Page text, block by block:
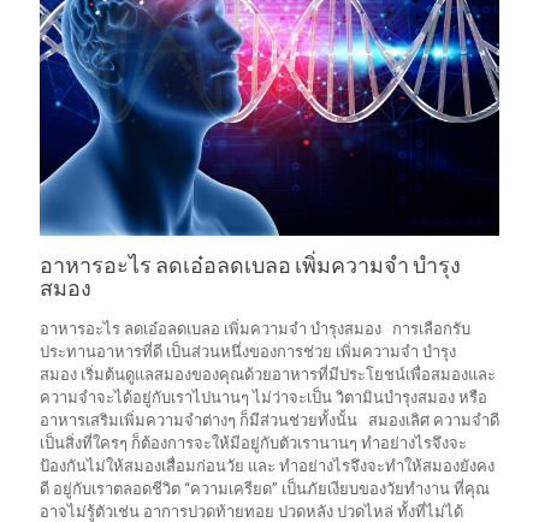
อาหารอะไร ลดเอ๋อลดเบลอ เพิ่มความจำ บำรุง
สมอง
อาหารอะไร ลดเอ๋อลดเบลอ เพิ่มความจำ บำรุงสมอง การเลือกรับ
ประทานอาหารที่ดี เป็นส่วนหนึ่งของการช่วย เพิ่มความจำ บำรุง
สมอง เริ่มต้นดูแลสมองของคุณด้วยอาหารที่มีประโยชน์เพื่อสมองและ
ความจำจะได้อยู่กับเราไปนานๆ ไม่ว่าจะเป็น วิตามินบำรุงสมอง หรือ
อาหารเสริมเพิ่มความจำต่างๆ ก็มีส่วนช่วยทั้งนั้น สมองเลิศ ความจำดี
เป็นสิ่งที่ใครๆ ก็ต้องการจะให้มีอยู่กับตัวเรานานๆ ทำอย่างไรจึงจะ
ป้องกันไม่ให้สมองเสื่อมก่อนวัย และ ทำอย่างไรจึงจะทำให้สมองยังคง
ดี อยู่กับเราตลอดชีวิต “ความเครียด” เป็นภัยเงียบของวัยทำงาน ที่คุณ
อาจไม่รู้ตัวเช่น อาการปวดท้ายทอย ปวดหลัง ปวดไหล่ ทั้งที่ไม่ได้